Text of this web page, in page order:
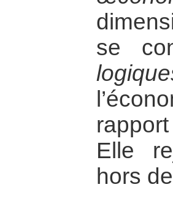
se
Elle
hors